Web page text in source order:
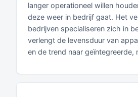
langer operationeel willen
deze weer in bedrijf gaat. Het
bedrijven specialiseren zich in
verlengt de levensduur van
en de trend naar